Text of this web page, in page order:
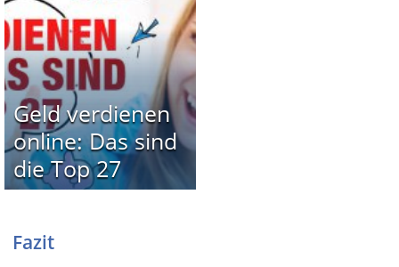
Geld verdienen
online: Das sind
die Top 27
Fazit